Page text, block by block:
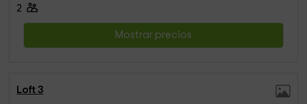
2
Mostrar precios
Loft 3